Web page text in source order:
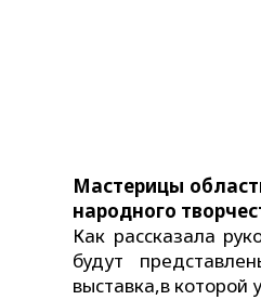
Мастерицы
народного
Как рассказала
будут
выставка,в